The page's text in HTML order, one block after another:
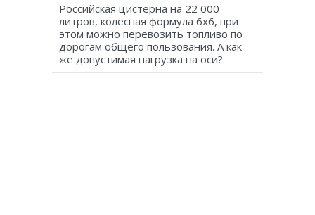
Российская цистерна на 22 000
литров, колесная формула 6х6, при
этом можно перевозить топливо по
дорогам общего пользования. А как
же допустимая нагрузка на оси?